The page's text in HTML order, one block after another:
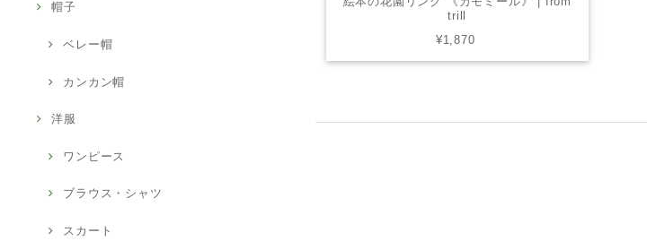
帽子
ベレー帽
カンカン帽
洋服
ワンピース
ブラウス・シャツ
スカート
trill
¥1,870